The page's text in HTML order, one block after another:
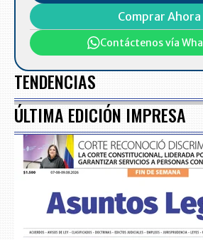
Comprar Ahora
Contáctenos vía
TENDENCIAS
ÚLTIMA EDICIÓN IMPRESA